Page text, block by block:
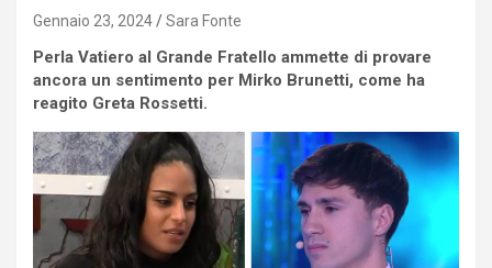
Gennaio 23, 2024 Sara Fonte
Perla Vatiero al Grande Fratello ammette di provare
ancora un sentimento per Mirko Brunetti, come ha
reagito Greta Rossetti.